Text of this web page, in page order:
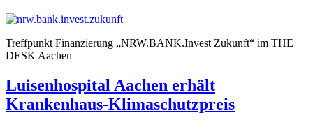
Treffpunkt Finanzierung „NRW.BANK.Invest Zukunft“ im THE
DESK Aachen
Luisenhospital Aachen erhält
Krankenhaus-Klimaschutzpreis